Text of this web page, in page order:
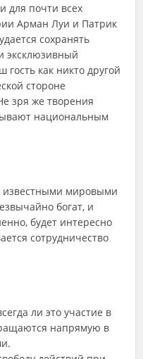
для почти всех
Арман Луи и Патрик
сохранять
эксклюзивный
как никто другой
стороне
зря же творения
национальным
мировыми
богат, и
будет интересно
сотрудничество
ли это участие в
напрямую в